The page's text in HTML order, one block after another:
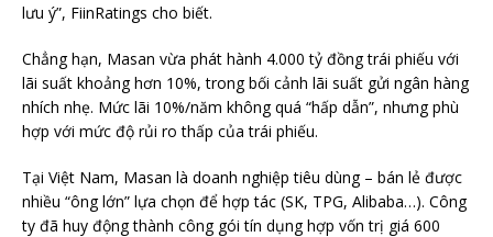
lưu ý”, FiinRatings cho biết.
Chẳng hạn, Masan vừa phát hành 4.000 tỷ đồng trái phiếu với
lãi suất khoảng hơn 10%, trong bối cảnh lãi suất gửi ngân hàng
nhích nhẹ. Mức lãi 10%/năm không quá “hấp dẫn”, nhưng phù
hợp với mức độ rủi ro thấp của trái phiếu.
Tại Việt Nam, Masan là doanh nghiệp tiêu dùng – bán lẻ được
nhiều “ông lớn” lựa chọn để hợp tác (SK, TPG, Alibaba…). Công
ty đã huy động thành công gói tín dụng hợp vốn trị giá 600